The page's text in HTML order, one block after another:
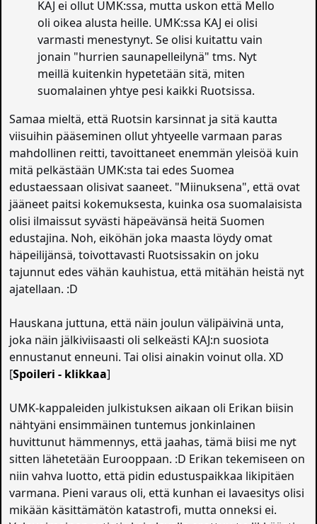
KAJ ei ollut UMK:ssa, mutta uskon että Mello
oli oikea alusta heille. UMK:ssa KAJ ei olisi
varmasti menestynyt. Se olisi kuitattu vain
jonain "hurrien saunapelleilynä" tms. Nyt
meillä kuitenkin hypetetään sitä, miten
suomalainen yhtye pesi kaikki Ruotsissa.
Samaa mieltä, että Ruotsin karsinnat ja sitä kautta
viisuihin pääseminen ollut yhtyeelle varmaan paras
mahdollinen reitti, tavoittaneet enemmän yleisöä kuin
mitä pelkästään UMK:sta tai edes Suomea
edustaessaan olisivat saaneet. "Miinuksena", että ovat
jääneet paitsi kokemuksesta, kuinka osa suomalaisista
olisi ilmaissut syvästi häpeävänsä heitä Suomen
edustajina. Noh, eiköhän joka maasta löydy omat
häpeilijänsä, toivottavasti Ruotsissakin on joku
tajunnut edes vähän kauhistua, että mitähän heistä nyt
ajatellaan. :D
Hauskana juttuna, että näin joulun välipäivinä unta,
joka näin jälkiviisaasti oli selkeästi KAJ:n suosiota
ennustanut enneuni. Tai olisi ainakin voinut olla. XD
[Spoileri - klikkaa]
UMK-kappaleiden julkistuksen aikaan oli Erikan biisin
nähtyäni ensimmäinen tuntemus jonkinlainen
huvittunut hämmennys, että jaahas, tämä biisi me nyt
sitten lähetetään Eurooppaan. :D Erikan tekemiseen on
niin vahva luotto, että pidin edustuspaikkaa likipitäen
varmana. Pieni varaus oli, että kunhan ei lavaesitys olisi
mikään käsittämätön katastrofi, mutta onneksi ei.